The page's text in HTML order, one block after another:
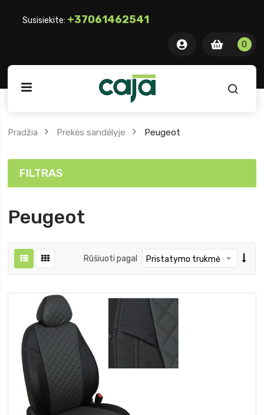
Susisiekite: +37061462541
0 item
00
Pradžia Prekės sandėlyje Peugeot
FILTRAS
Peugeot
Rūšiuoti pagal